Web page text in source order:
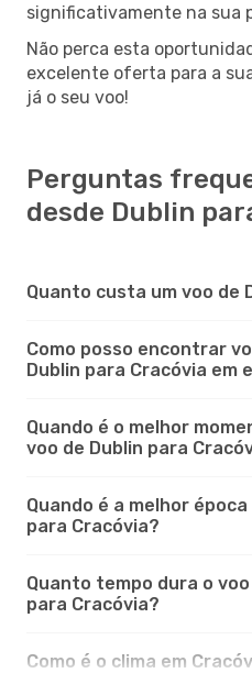
significativamente na sua
Não perca esta
excelente oferta para a
já o seu voo!
Perguntas
desde Dublin
Quanto custa um voo de
Como posso encontrar
Dublin para Cracóvia em
Quando é o melhor
voo de Dublin para
Quando é a melhor
para Cracóvia?
Quanto tempo dura o
para Cracóvia?
Como é o clima em